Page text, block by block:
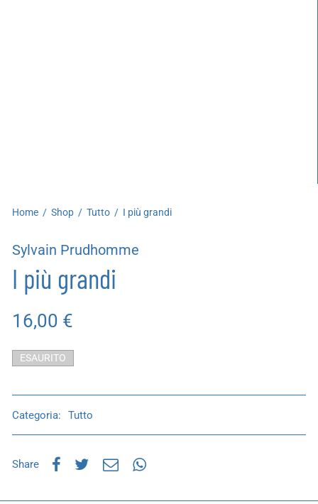
Home / Shop / Tutto / I più grandi
Sylvain Prudhomme
I più grandi
16,00 €
ESAURITO
Categoria: Tutto
Share